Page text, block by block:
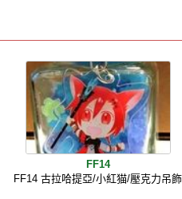
FF14
FF14 古拉哈提亞/小紅猫/壓克力吊飾